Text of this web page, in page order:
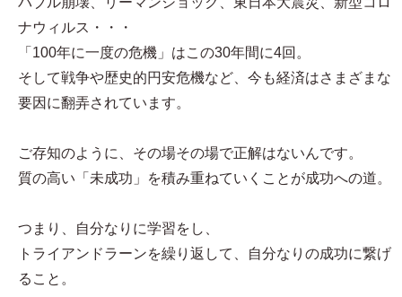
ナウィルス・・・
「100年に一度の危機」はこの30年間に4回。
そして戦争や歴史的円安危機など、今も経済はさまざまな
要因に翻弄されています。
ご存知のように、その場その場で正解はないんです。
質の高い「未成功」を積み重ねていくことが成功への道。
つまり、自分なりに学習をし、
トライアンドラーンを繰り返して、自分なりの成功に繋げ
ること。